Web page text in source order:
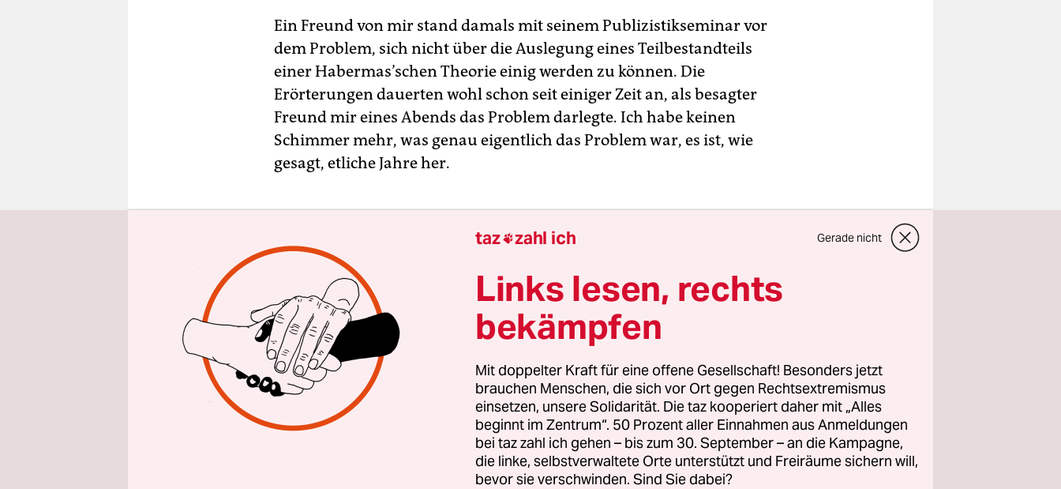
Ein Freund von mir stand damals mit seinem Publizistikseminar vor
dem Problem, sich nicht über die Auslegung eines Teilbestandteils
einer Habermas’schen Theorie einig werden zu können. Die
Erörterungen dauerten wohl schon seit einiger Zeit an, als besagter
Freund mir eines Abends das Problem darlegte. Ich habe keinen
Schimmer mehr, was genau eigentlich das Problem war, es ist, wie
gesagt, etliche Jahre her.
taz zahl ich Gerade nicht
Links lesen, rechts
bekämpfen
Mit doppelter Kraft für eine offene Gesellschaft! Besonders jetzt
brauchen Menschen, die sich vor Ort gegen Rechtsextremismus
einsetzen, unsere Solidarität. Die taz kooperiert daher mit „Alles
beginnt im Zentrum“. 50 Prozent aller Einnahmen aus Anmeldungen
bei taz zahl ich gehen – bis zum 30. September – an die Kampagne,
die linke, selbstverwaltete Orte unterstützt und Freiräume sichern will,
bevor sie verschwinden. Sind Sie dabei?